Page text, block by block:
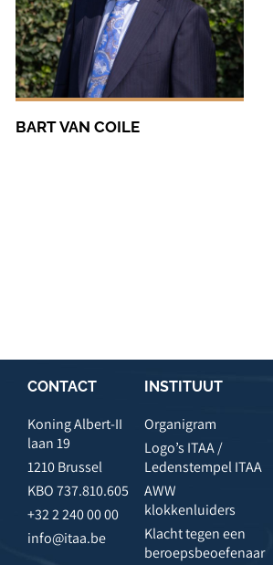
BART VAN COILE
CONTACT
Koning Albert-II
laan 19
1210 Brussel
KBO 737.810.605
+32 2 240 00 00
info@itaa.be
INSTITUUT
Organigram
Logo’s ITAA /
Ledenstempel ITAA
AWW
klokkenluiders
Klacht tegen een
beroepsbeoefenaar